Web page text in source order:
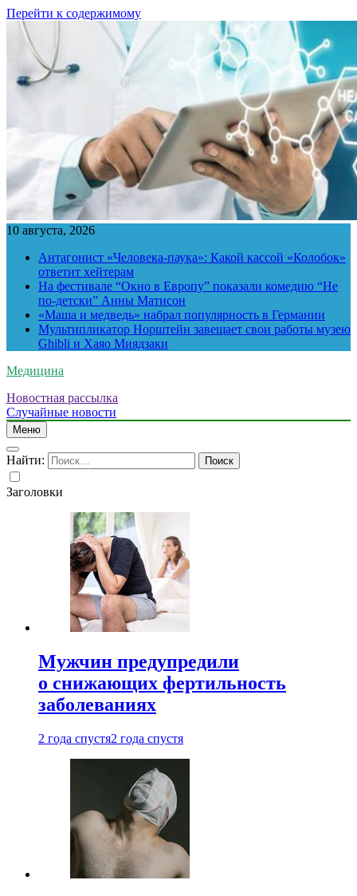
Перейти к содержимому
10 августа, 2026
Антагонист «Человека-паука»: Какой кассой «Колобок»
ответит хейтерам
На фестивале “Окно в Европу” показали комедию “Не
по-детски” Анны Матисон
«Маша и медведь» набрал популярность в Германии
Мультипликатор Норштейн завещает свои работы музею
Ghibli и Хаяо Миядзаки
Медицина
Новостная рассылка
Случайные новости
Меню
Найти:
Заголовки
Мужчин предупредили
о снижающих фертильность
заболеваниях
2 года спустя2 года спустя